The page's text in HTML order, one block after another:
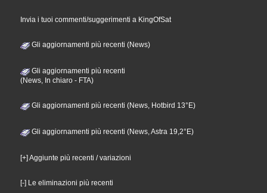
Invia i tuoi commenti/suggerimenti a KingOfSat
Gli aggiornamenti più recenti (News)
Gli aggiornamenti più recenti
(News, In chiaro - FTA)
Gli aggiornamenti più recenti (News, Hotbird 13°E)
Gli aggiornamenti più recenti (News, Astra 19,2°E)
[+] Aggiunte più recenti / variazioni
[-] Le eliminazioni più recenti